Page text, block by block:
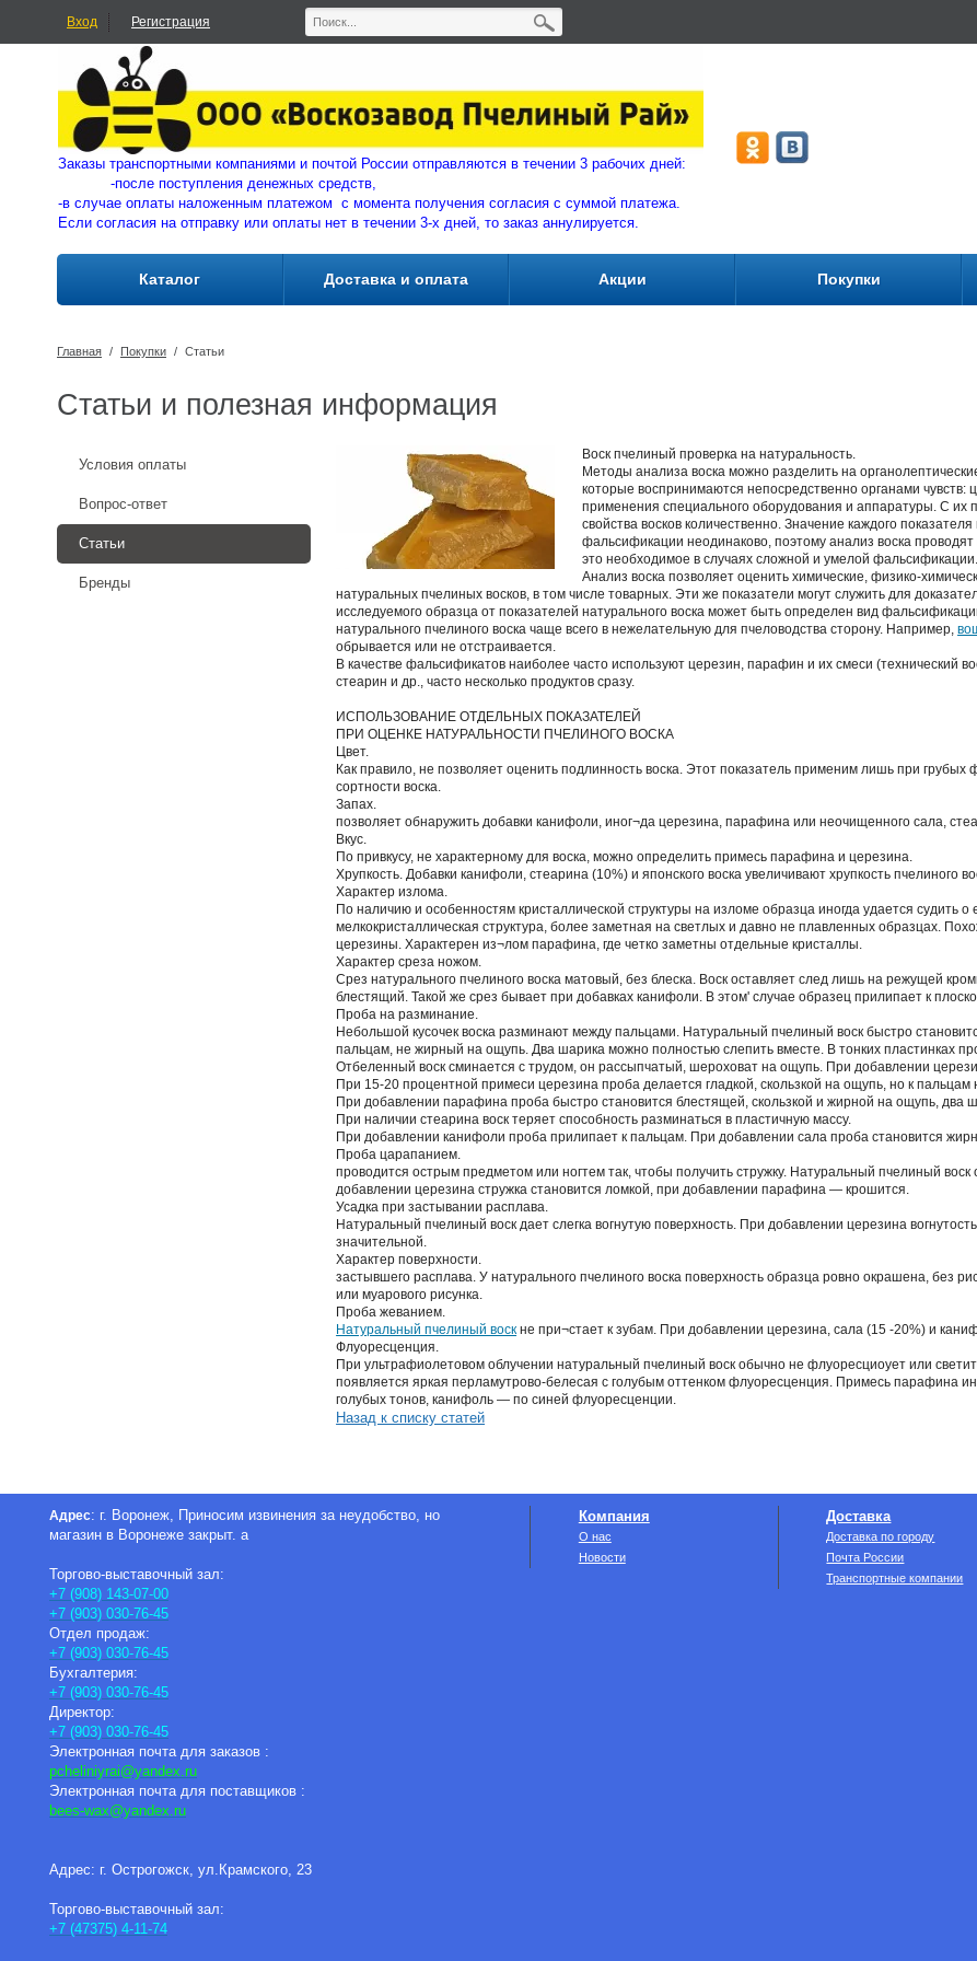
Вход Регистрация
Заказы транспортными компаниями и почтой России отправляются в течении 3 рабочих дней:
-после поступления денежных средств,
-в случае оплаты наложенным платежом с момента получения согласия с суммой платежа.
Если согласия на отправку или оплаты нет в течении 3-х дней, то заказ аннулируется.
Каталог Доставка и оплата Акции Покупки
Главная / Покупки / Статьи
Статьи и полезная информация
Условия оплаты
Вопрос-ответ
Статьи
Бренды
Воск пчелиный проверка на натуральность.
Методы анализа воска можно разделить на
которые воспринимаются непосредственно органами чувств:
применения специального оборудования и аппаратуры. С
свойства восков количественно. Значение каждого
фальсификации неодинаково, поэтому анализ воска
это необходимое в случаях сложной и умелой фальсификации.
Анализ воска позволяет оценить химические, физико-
натуральных пчелиных восков, в том числе товарных. Эти же показатели могут служить для
исследуемого образца от показателей натурального воска может быть определен вид
натурального пчелиного воска чаще всего в нежелательную для пчеловодства сторону. Например,
обрывается или не отстраивается.
В качестве фальсификатов наиболее часто используют церезин, парафин и их смеси (технический
стеарин и др., часто несколько продуктов сразу.
ИСПОЛЬЗОВАНИЕ ОТДЕЛЬНЫХ ПОКАЗАТЕЛЕЙ
ПРИ ОЦЕНКЕ НАТУРАЛЬНОСТИ ПЧЕЛИНОГО ВОСКА
Цвет.
Как правило, не позволяет оценить подлинность воска. Этот показатель применим лишь при
сортности воска.
Запах.
позволяет обнаружить добавки канифоли, иног¬да церезина, парафина или неочищенного сала,
Вкус.
По привкусу, не характерному для воска, можно определить примесь парафина и церезина.
Хрупкость. Добавки канифоли, стеарина (10%) и японского воска увеличивают хрупкость пчелиного
Характер излома.
По наличию и особенностям кристаллической структуры на изломе образца иногда удается судить
мелкокристаллическая структура, более заметная на светлых и давно не плавленных образцах.
церезины. Характерен из¬лом парафина, где четко заметны отдельные кристаллы.
Характер среза ножом.
Срез натурального пчелиного воска матовый, без блеска. Воск оставляет след лишь на режущей
блестящий. Такой же срез бывает при добавках канифоли. В этом' случае образец прилипает к
Проба на разминание.
Небольшой кусочек воска разминают между пальцами. Натуральный пчелиный воск быстро
пальцам, не жирный на ощупь. Два шарика можно полностью слепить вместе. В тонких пластинках
Отбеленный воск сминается с трудом, он рассыпчатый, шероховат на ощупь. При добавлении
При 15-20 процентной примеси церезина проба делается гладкой, скользкой на ощупь, но к
При добавлении парафина проба быстро становится блестящей, скользкой и жирной на ощупь, два
При наличии стеарина воск теряет способность разминаться в пластичную массу.
При добавлении канифоли проба прилипает к пальцам. При добавлении сала проба становится
Проба царапанием.
проводится острым предметом или ногтем так, чтобы получить стружку. Натуральный пчелиный
добавлении церезина стружка становится ломкой, при добавлении парафина — крошится.
Усадка при застывании расплава.
Натуральный пчелиный воск дает слегка вогнутую поверхность. При добавлении церезина
значительной.
Характер поверхности.
застывшего расплава. У натурального пчелиного воска поверхность образца ровно окрашена, без
или муарового рисунка.
Проба жеванием.
Натуральный пчелиный воск не при¬стает к зубам. При добавлении церезина, сала (15 -20%) и
Флуоресценция.
При ультрафиолетовом облучении натуральный пчелиный воск обычно не флуоресциоует или
появляется яркая перламутрово-белесая с голубым оттенком флуоресценция. Примесь парафина
голубых тонов, канифоль — по синей флуоресценции.
Назад к списку статей
Адрес: г. Воронеж, Приносим извинения за неудобство, но
магазин в Воронеже закрыт. а
Торгово-выставочный зал:
+7 (908) 143-07-00
+7 (903) 030-76-45
Отдел продаж:
+7 (903) 030-76-45
Бухгалтерия:
+7 (903) 030-76-45
Директор:
+7 (903) 030-76-45
Электронная почта для заказов :
pcheliniyrai@yandex.ru
Электронная почта для поставщиков :
bees-wax@yandex.ru
Адрес: г. Острогожск, ул.Крамского, 23
Торгово-выставочный зал:
+7 (47375) 4-11-74
Компания
О нас
Новости
Доставка
Доставка по городу
Почта России
Транспортные компании